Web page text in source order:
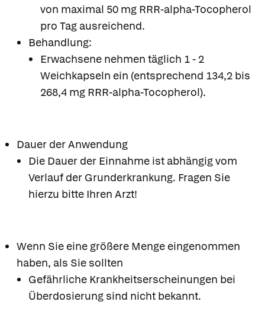
von maximal 50 mg RRR-alpha-Tocopherol
pro Tag ausreichend.
Behandlung:
Erwachsene nehmen täglich 1 - 2
Weichkapseln ein (entsprechend 134,2 bis
268,4 mg RRR-alpha-Tocopherol).
Dauer der Anwendung
Die Dauer der Einnahme ist abhängig vom
Verlauf der Grunderkrankung. Fragen Sie
hierzu bitte Ihren Arzt!
Wenn Sie eine größere Menge eingenommen
haben, als Sie sollten
Gefährliche Krankheitserscheinungen bei
Überdosierung sind nicht bekannt.